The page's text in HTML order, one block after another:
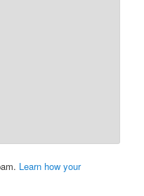
Learn how your